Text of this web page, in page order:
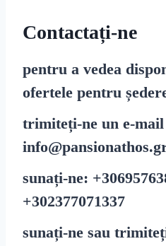
Contactați-ne
pentru a vedea
ofertele pentru
trimiteți-ne un e-
sunați-ne: +30
+302377071337
sunați-ne sau